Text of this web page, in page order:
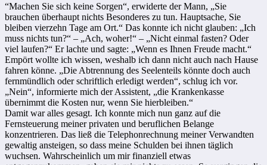
“Machen Sie sich keine Sorgen“, erwiderte der Mann, „Sie
brauchen überhaupt nichts Besonderes zu tun. Hauptsache, Sie
bleiben vierzehn Tage am Ort.“ Das konnte ich nicht glauben: „Ich
muss nichts tun?“ – „Ach, woher!“ – „Nicht einmal fasten? Oder
viel laufen?“ Er lachte und sagte: „Wenn es Ihnen Freude macht.“
Empört wollte ich wissen, weshalb ich dann nicht auch nach Hause
fahren könne. „Die Abtrennung des Seelenteils könnte doch auch
fernmündlich oder schriftlich erledigt werden“, schlug ich vor.
„Nein“, informierte mich der Assistent, „die Krankenkasse
übernimmt die Kosten nur, wenn Sie hierbleiben.“
Damit war alles gesagt. Ich konnte mich nun ganz auf die
Fernsteuerung meiner privaten und beruflichen Belange
konzentrieren. Das ließ die Telephonrechnung meiner Verwandten
gewaltig ansteigen, so dass meine Schulden bei ihnen täglich
wuchsen. Wahrscheinlich um mir finanziell etwas